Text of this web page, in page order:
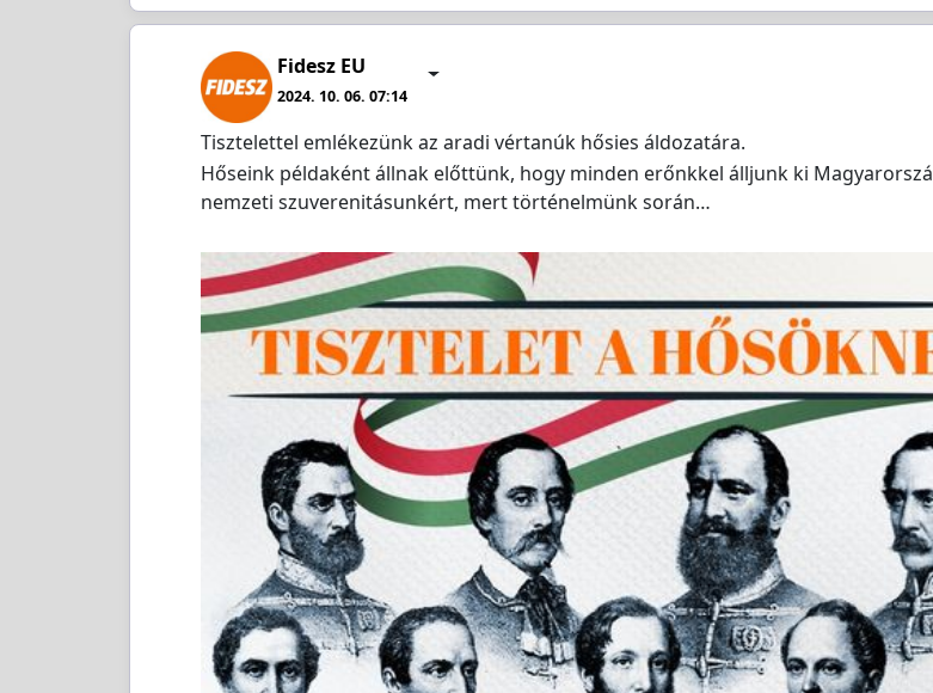
Fidesz EU
2024. 10. 06. 07:14
Tisztelettel emlékezünk az aradi vértanúk hősies áldozatára.
Hőseink példaként állnak előttünk, hogy minden erőnkkel álljunk ki
nemzeti szuverenitásunkért, mert történelmünk során…